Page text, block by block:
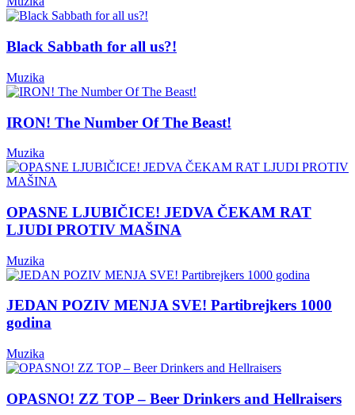
Black Sabbath for all us?!
Muzika
IRON! The Number Of The Beast!
Muzika
OPASNE LJUBIČICE! JEDVA ČEKAM RAT
LJUDI PROTIV MAŠINA
Muzika
JEDAN POZIV MENJA SVE! Partibrejkers 1000
godina
Muzika
OPASNO! ZZ TOP – Beer Drinkers and Hellraisers